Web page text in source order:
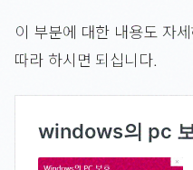
이 부분에 대한 내용도 자
따라 하시면 되십니다.